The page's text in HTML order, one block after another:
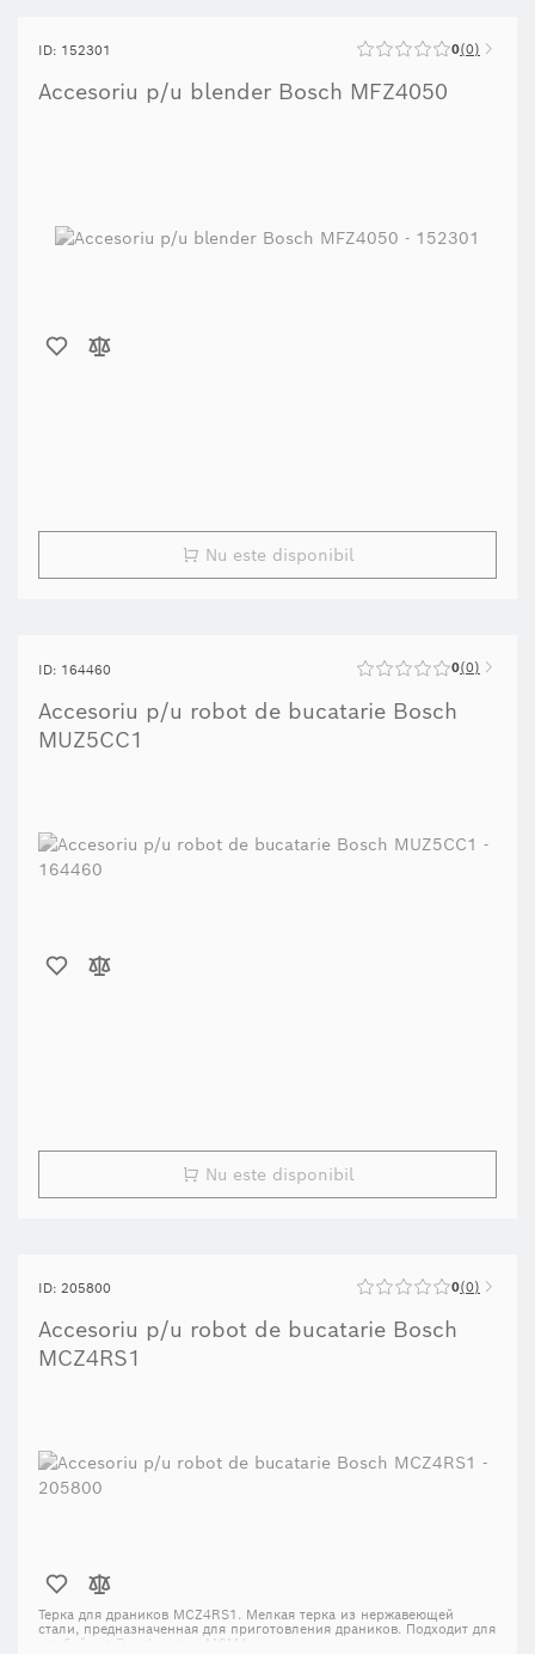
ID: 152301 0 0
Accesoriu p/u blender Bosch MFZ4050
Nu este disponibil
ID: 164460 0 0
Accesoriu p/u robot de bucatarie Bosch
MUZ5CC1
Nu este disponibil
ID: 205800 0 0
Accesoriu p/u robot de bucatarie Bosch
MCZ4RS1
Терка для драников MCZ4RS1. Мелкая терка из нержавеющей
стали, предназначенная для приготовления драников. Подходит для
комбайнов Bosch серии MCM4xxx.